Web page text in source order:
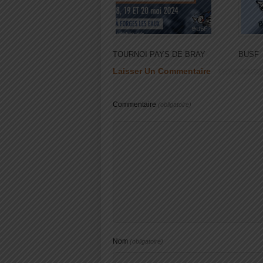
TOURNOI PAYS DE BRAY BUSF
Laisser Un Commentaire
Commentaire (obligatoire)
Nom (obligatoire)